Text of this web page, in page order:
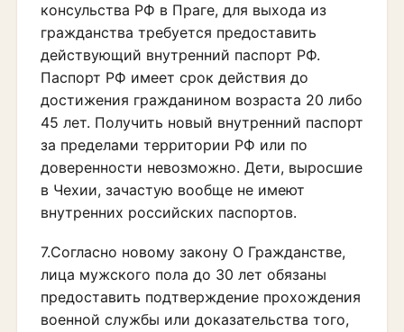
консульства РФ в Праге, для выхода из
гражданства требуется предоставить
действующий внутренний паспорт РФ.
Паспорт РФ имеет срок действия до
достижения гражданином возраста 20 либо
45 лет. Получить новый внутренний паспорт
за пределами территории РФ или по
доверенности невозможно. Дети, выросшие
в Чехии, зачастую вообще не имеют
внутренних российских паспортов.
7.Согласно новому закону О Гражданстве,
лица мужского пола до 30 лет обязаны
предоставить подтверждение прохождения
военной службы или доказательства того,